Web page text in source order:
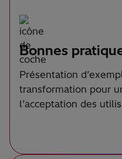
Bonnes
Présentation
transformation pour
l’acceptation des